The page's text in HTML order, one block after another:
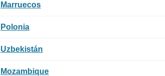
Marruecos
Polonia
Uzbekistán
Mozambique